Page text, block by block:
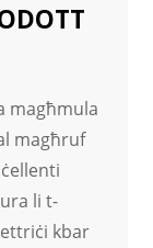
magħmula
magħruf
li t-
kbar